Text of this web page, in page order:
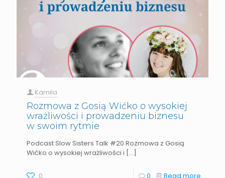
Kamila
Rozmowa z Gosią Wićko o wysokiej
wrażliwości i prowadzeniu biznesu
w swoim rytmie
Podcast Slow Sisters Talk #20 Rozmowa z Gosią
Wićko o wysokiej wrażliwości i […]
0 0 Read more